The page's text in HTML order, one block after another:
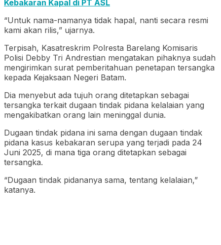
Kebakaran Kapal di PT ASL
“Untuk nama-namanya tidak hapal, nanti secara resmi
kami akan rilis,” ujarnya.
Terpisah, Kasatreskrim Polresta Barelang Komisaris
Polisi Debby Tri Andrestian mengatakan pihaknya sudah
mengirimkan surat pemberitahuan penetapan tersangka
kepada Kejaksaan Negeri Batam.
Dia menyebut ada tujuh orang ditetapkan sebagai
tersangka terkait dugaan tindak pidana kelalaian yang
mengakibatkan orang lain meninggal dunia.
Dugaan tindak pidana ini sama dengan dugaan tindak
pidana kasus kebakaran serupa yang terjadi pada 24
Juni 2025, di mana tiga orang ditetapkan sebagai
tersangka.
“Dugaan tindak pidananya sama, tentang kelalaian,”
katanya.